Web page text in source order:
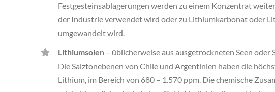
Festgesteinsablagerungen werden zu einem Konzentrat
der Industrie verwendet wird oder zu Lithiumkarbonat oder
umgewandelt wird.
Lithiumsolen– üblicherweise aus ausgetrockneten Seen oder
Die Salztonebenen von Chile und Argentinien haben die
Lithium, im Bereich von 680 – 1.570 ppm. Die chemische